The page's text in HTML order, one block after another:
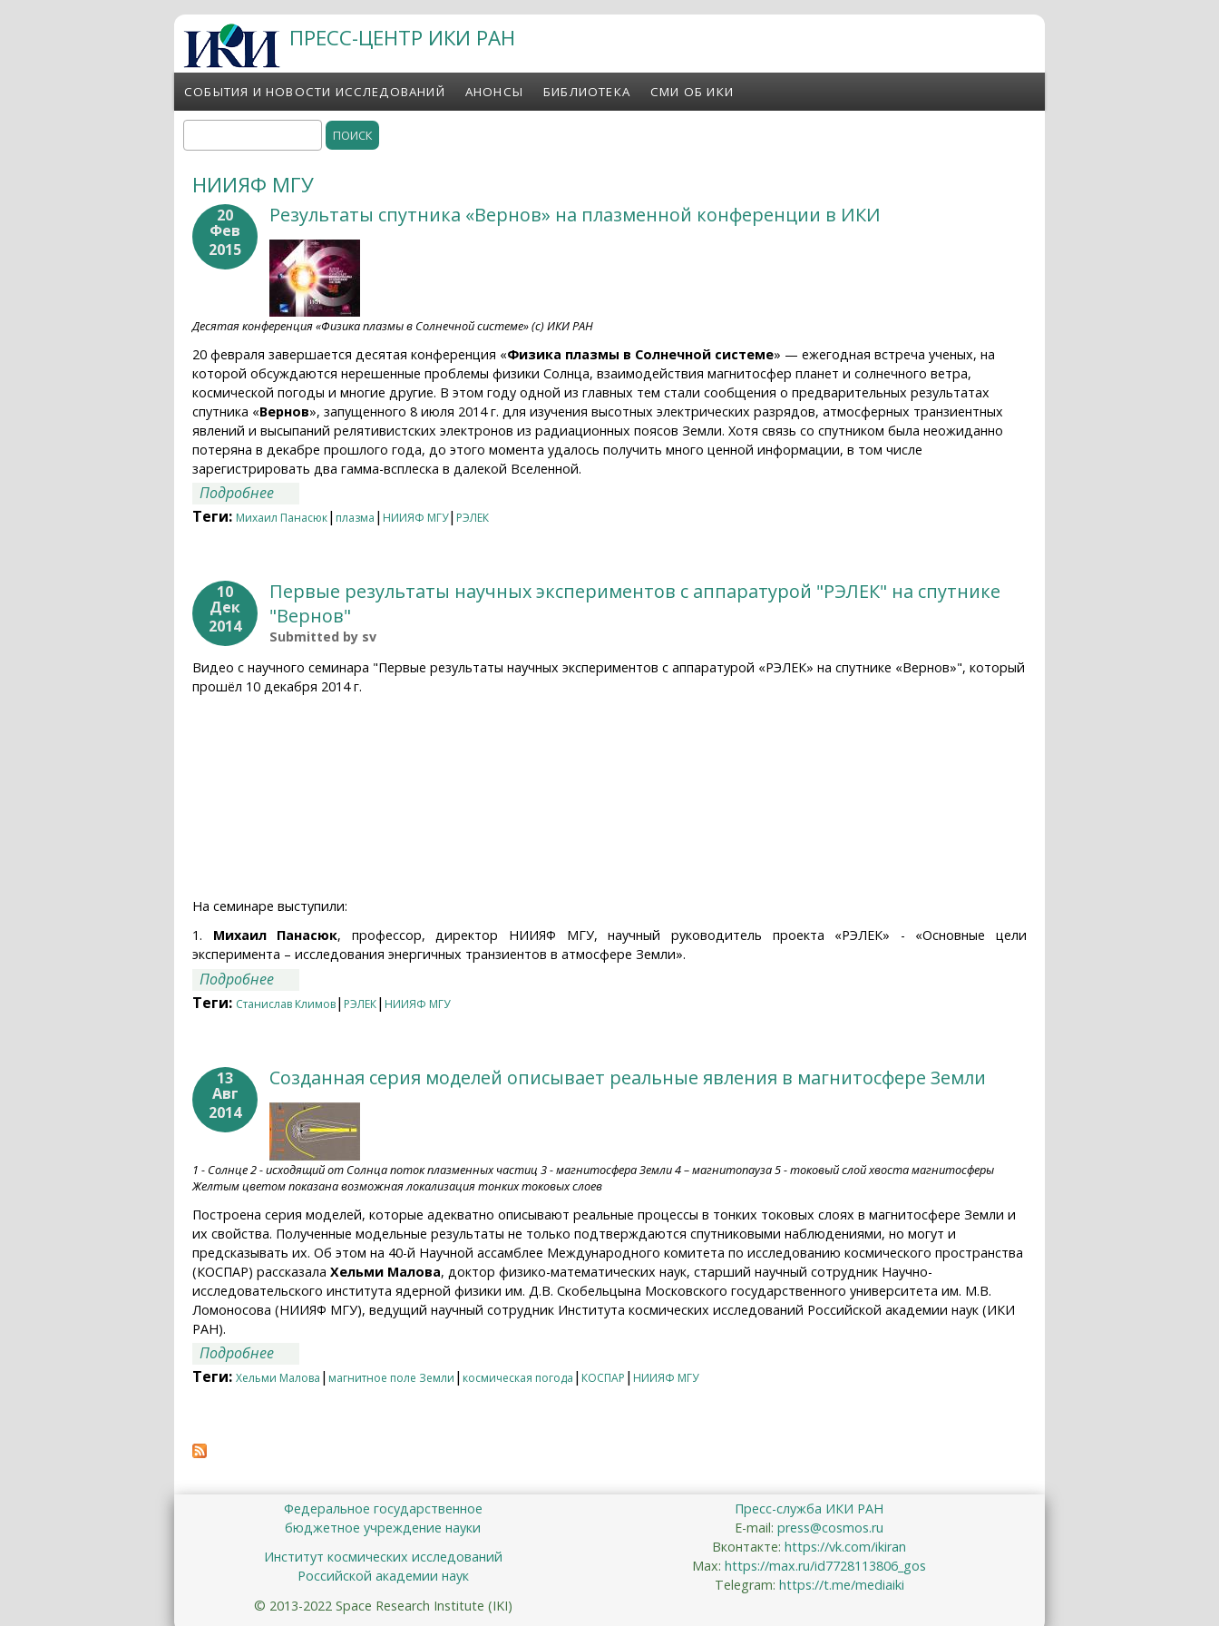
Перейти к основному содержанию ПРЕСС-ЦЕНТР ИКИ РАН
СОБЫТИЯ И НОВОСТИ ИССЛЕДОВАНИЙ АНОНСЫ БИБЛИОТЕКА СМИ ОБ ИКИ
Форма поиска
НИИЯФ МГУ
20
Фев
2015
Результаты спутника «Вернов» на плазменной конференции в ИКИ
Десятая конференция «Физика плазмы в Солнечной системе» (с) ИКИ РАН
20 февраля завершается десятая конференция «Физика плазмы в Солнечной системе» — ежегодная встреча ученых, на
которой обсуждаются нерешенные проблемы физики Солнца, взаимодействия магнитосфер планет и солнечного ветра,
космической погоды и многие другие. В этом году одной из главных тем стали сообщения о предварительных результатах
спутника «Вернов», запущенного 8 июля 2014 г. для изучения высотных электрических разрядов, атмосферных транзиентных
явлений и высыпаний релятивистских электронов из радиационных поясов Земли. Хотя связь со спутником была неожиданно
потеряна в декабре прошлого года, до этого момента удалось получить много ценной информации, в том числе
зарегистрировать два гамма-всплеска в далекой Вселенной.
Подробнее
Теги: Михаил Панасюк| плазма | НИИЯФ МГУ| РЭЛЕК
10
Дек
2014
Первые результаты научных экспериментов с аппаратурой "РЭЛЕК" на спутнике
"Вернов"
Submitted by sv
Видео с научного семинара "Первые результаты научных экспериментов с аппаратурой «РЭЛЕК» на спутнике «Вернов»", который
прошёл 10 декабря 2014 г.
На семинаре выступили:
1. Михаил Панасюк, профессор, директор НИИЯФ МГУ, научный руководитель проекта «РЭЛЕК» - «Основные цели
эксперимента – исследования энергичных транзиентов в атмосфере Земли».
Подробнее
Теги: Станислав Климов| РЭЛЕК| НИИЯФ МГУ
13
Авг
2014
Созданная серия моделей описывает реальные явления в магнитосфере Земли
1 - Солнце 2 - исходящий от Солнца поток плазменных частиц 3 - магнитосфера Земли 4 – магнитопауза 5 - токовый слой хвоста магнитосферы
Желтым цветом показана возможная локализация тонких токовых слоев
Построена серия моделей, которые адекватно описывают реальные процессы в тонких токовых слоях в магнитосфере Земли и
их свойства. Полученные модельные результаты не только подтверждаются спутниковыми наблюдениями, но могут и
предсказывать их. Об этом на 40-й Научной ассамблее Международного комитета по исследованию космического пространства
(КОСПАР) рассказала Хельми Малова, доктор физико-математических наук, старший научный сотрудник Научно-
исследовательского института ядерной физики им. Д.В. Скобельцына Московского государственного университета им. М.В.
Ломоносова (НИИЯФ МГУ), ведущий научный сотрудник Института космических исследований Российской академии наук (ИКИ
РАН).
Подробнее
Теги: Хельми Малова | магнитное поле Земли | космическая погода | КОСПАР | НИИЯФ МГУ
Федеральное государственное
бюджетное учреждение науки
Институт космических исследований
Российской академии наук
© 2013-2022 Space Research Institute (IKI)
Пресс-служба ИКИ РАН
E-mail: press@cosmos.ru
Вконтакте: https://vk.com/ikiran
Max: https://max.ru/id7728113806_gos
Telegram: https://t.me/mediaiki